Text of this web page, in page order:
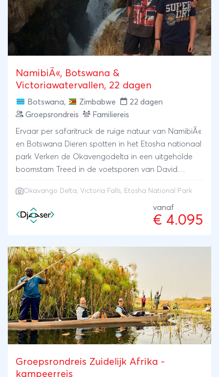
NamibiÃ«, Botswana &
Victoriawatervallen, 22 dagen
Botswana, Zimbabwe
22 dagen
Groepsrondreis
Familiereis
Ervaar per safaritruck de ruige natuur van NamibiÃ«
en Botswana Dieren spotten in het Etosha nationaal
park Verken de Okavengodelta in een uitgeholde
boomstam Treed in de voetsporen van David
Okavango Delta, Victoria Falls, Etosha National Park
vanaf
€ 4.095
Groepsrondreis Zuidelijk Afrika -
kampeerreis